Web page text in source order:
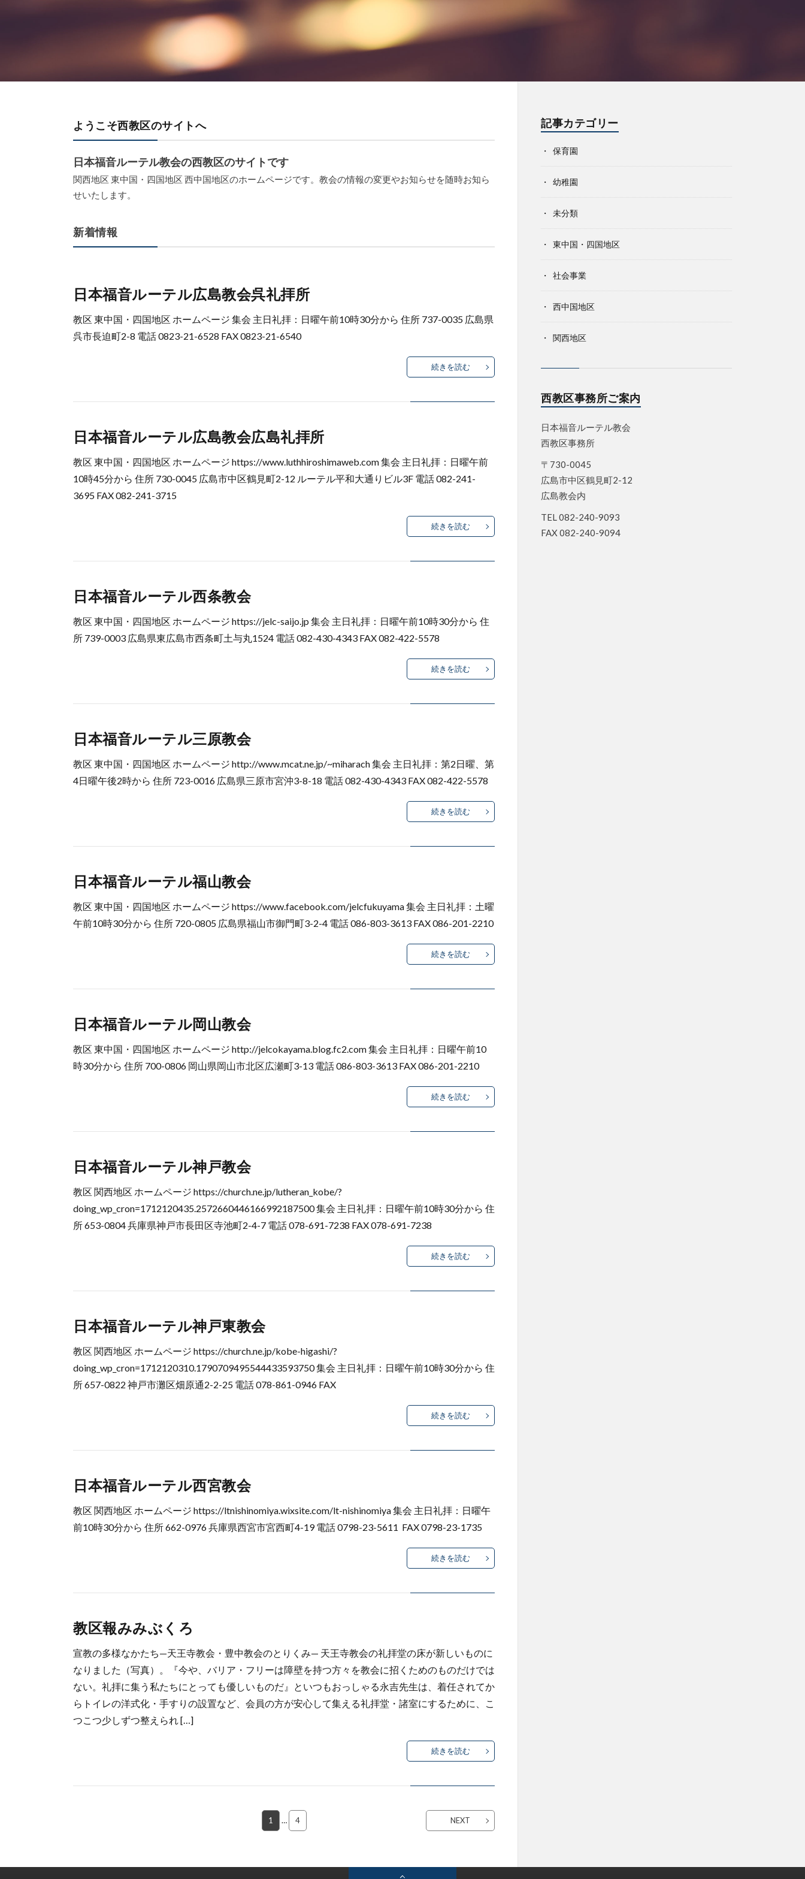
ようこそ西教区のサイトへ
日本福音ルーテル教会の西教区のサイトです
関西地区 東中国・四国地区 西中国地区のホームページです。教会の情報の変更やお知らせを随時お知ら
せいたします。
新着情報
日本福音ルーテル広島教会呉礼拝所
教区 東中国・四国地区 ホームページ 集会 主日礼拝：日曜午前10時30分から 住所 737-0035 広島県
呉市長迫町2-8 電話 0823-21-6528 FAX 0823-21-6540
続きを読む
日本福音ルーテル広島教会広島礼拝所
教区 東中国・四国地区 ホームページ https://www.luthhiroshimaweb.com 集会 主日礼拝：日曜午前
10時45分から 住所 730-0045 広島市中区鶴見町2-12 ルーテル平和大通りビル3F 電話 082-241-
3695 FAX 082-241-3715
続きを読む
日本福音ルーテル西条教会
教区 東中国・四国地区 ホームページ https://jelc-saijo.jp 集会 主日礼拝：日曜午前10時30分から 住
所 739-0003 広島県東広島市西条町土与丸1524 電話 082-430-4343 FAX 082-422-5578
続きを読む
日本福音ルーテル三原教会
教区 東中国・四国地区 ホームページ http://www.mcat.ne.jp/~miharach 集会 主日礼拝：第2日曜、第
4日曜午後2時から 住所 723-0016 広島県三原市宮沖3-8-18 電話 082-430-4343 FAX 082-422-5578
続きを読む
日本福音ルーテル福山教会
教区 東中国・四国地区 ホームページ https://www.facebook.com/jelcfukuyama 集会 主日礼拝：土曜
午前10時30分から 住所 720-0805 広島県福山市御門町3-2-4 電話 086-803-3613 FAX 086-201-2210
続きを読む
日本福音ルーテル岡山教会
教区 東中国・四国地区 ホームページ http://jelcokayama.blog.fc2.com 集会 主日礼拝：日曜午前10
時30分から 住所 700-0806 岡山県岡山市北区広瀬町3-13 電話 086-803-3613 FAX 086-201-2210
続きを読む
日本福音ルーテル神戸教会
教区 関西地区 ホームページ https://church.ne.jp/lutheran_kobe/?
doing_wp_cron=1712120435.2572660446166992187500 集会 主日礼拝：日曜午前10時30分から 住
所 653-0804 兵庫県神戸市長田区寺池町2-4-7 電話 078-691-7238 FAX 078-691-7238
続きを読む
日本福音ルーテル神戸東教会
教区 関西地区 ホームページ https://church.ne.jp/kobe-higashi/?
doing_wp_cron=1712120310.1790709495544433593750 集会 主日礼拝：日曜午前10時30分から 住
所 657-0822 神戸市灘区畑原通2-2-25 電話 078-861-0946 FAX
続きを読む
日本福音ルーテル西宮教会
教区 関西地区 ホームページ https://ltnishinomiya.wixsite.com/lt-nishinomiya 集会 主日礼拝：日曜午
前10時30分から 住所 662-0976 兵庫県西宮市宮西町4-19 電話 0798-23-5611 FAX 0798-23-1735
続きを読む
教区報みみぶくろ
宣教の多様なかたち—天王寺教会・豊中教会のとりくみ— 天王寺教会の礼拝堂の床が新しいものに
なりました（写真）。『今や、バリア・フリーは障壁を持つ方々を教会に招くためのものだけでは
ない。礼拝に集う私たちにとっても優しいものだ』といつもおっしゃる永吉先生は、着任されてか
らトイレの洋式化・手すりの設置など、会員の方が安心して集える礼拝堂・諸室にするために、こ
つこつ少しずつ整えられ […]
続きを読む
1 … 4 NEXT
記事カテゴリー
保育園
幼稚園
未分類
東中国・四国地区
社会事業
西中国地区
関西地区
西教区事務所ご案内
日本福音ルーテル教会
西教区事務所
〒730-0045
広島市中区鶴見町2-12
広島教会内
TEL 082-240-9093
FAX 082-240-9094